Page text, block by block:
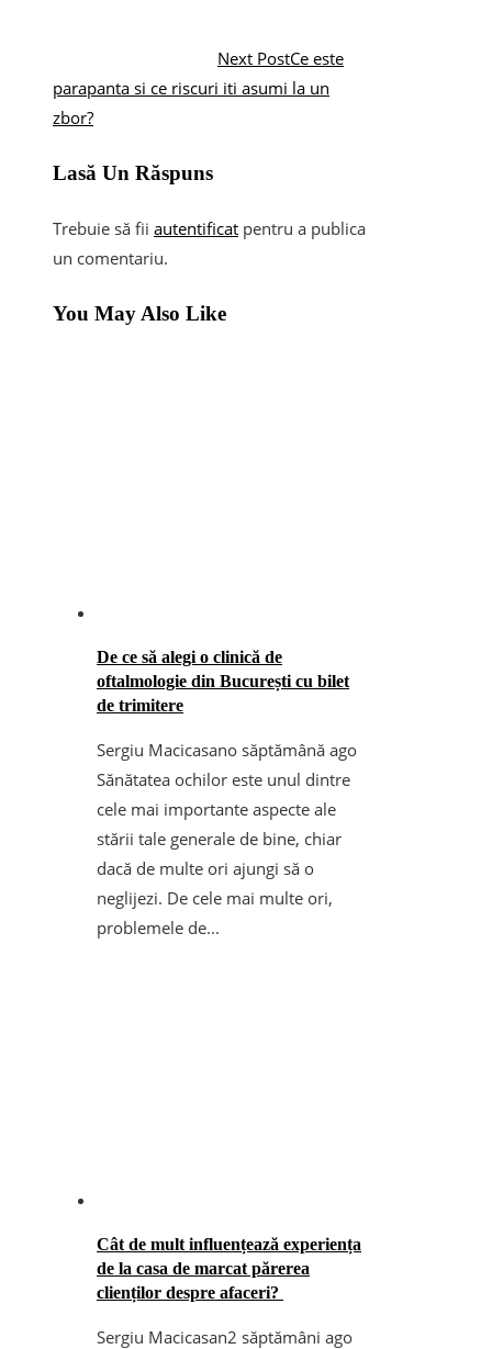
Next PostCe este
parapanta si ce riscuri iti asumi la un
zbor?
Lasă Un Răspuns
Trebuie să fii autentificat pentru a publica
un comentariu.
You May Also Like
De ce să alegi o clinică de
oftalmologie din București cu bilet
de trimitere
Sergiu Macicasano săptămână ago
Sănătatea ochilor este unul dintre
cele mai importante aspecte ale
stării tale generale de bine, chiar
dacă de multe ori ajungi să o
neglijezi. De cele mai multe ori,
problemele de...
Cât de mult influențează experiența
de la casa de marcat părerea
clienților despre afaceri?
Sergiu Macicasan2 săptămâni ago